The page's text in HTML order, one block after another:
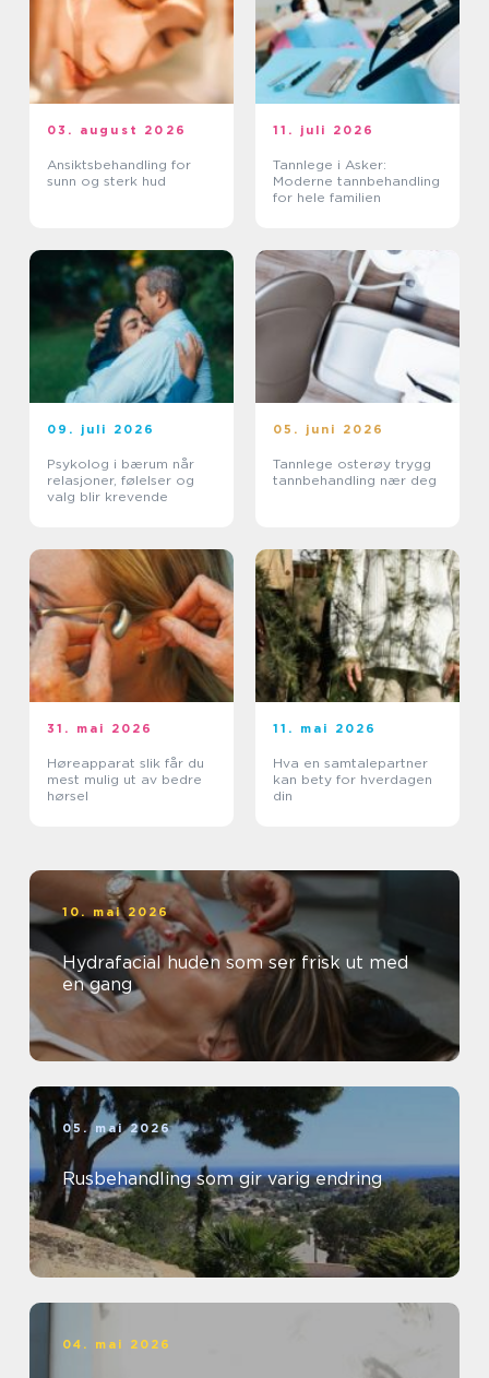
03. august 2026
Ansiktsbehandling for
sunn og sterk hud
11. juli 2026
Tannlege i Asker:
Moderne tannbehandling
for hele familien
09. juli 2026
Psykolog i bærum når
relasjoner, følelser og
valg blir krevende
05. juni 2026
Tannlege osterøy trygg
tannbehandling nær deg
31. mai 2026
Høreapparat slik får du
mest mulig ut av bedre
hørsel
11. mai 2026
Hva en samtalepartner
kan bety for hverdagen
din
10. mai 2026
Hydrafacial huden som ser frisk ut med
en gang
05. mai 2026
Rusbehandling som gir varig endring
04. mai 2026